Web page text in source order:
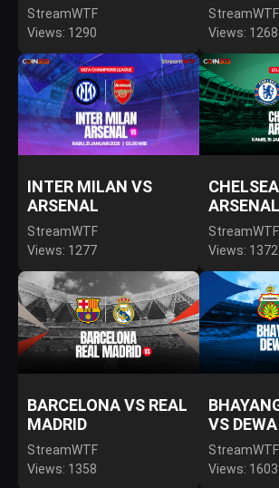
StreamWTF
Views: 1290
StreamWTF
Views: 1268
INTER MILAN VS
ARSENAL
StreamWTF
Views: 1277
ARSENAL
StreamWTF
Views: 1372
BARCELONA VS REAL
MADRID
StreamWTF
Views: 1358
VS
StreamWTF
Views: 1603